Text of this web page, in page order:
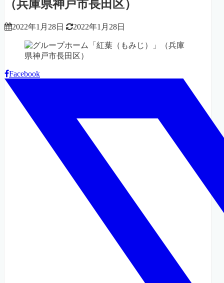
（兵庫県神戸市長田区）
2022年1月28日 2022年1月28日
Facebook